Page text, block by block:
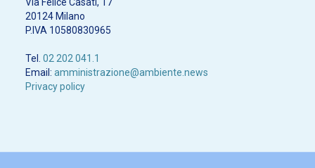
20124 Milano
P.IVA 10580830965
Tel. 02 202 041.1
Email: amministrazione@ambiente.news
Privacy policy